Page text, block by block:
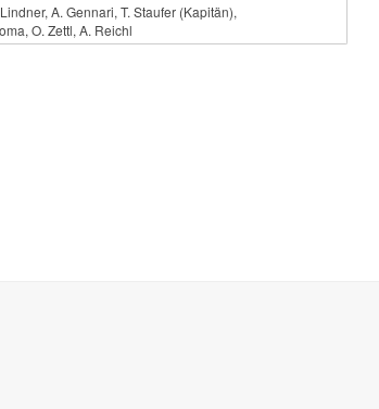
A. Gennari, T. Staufer (Kapitän),
O. Zettl, A. Reichl